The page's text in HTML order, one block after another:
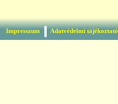
Impresszum Adatvédelmi tájékoztató